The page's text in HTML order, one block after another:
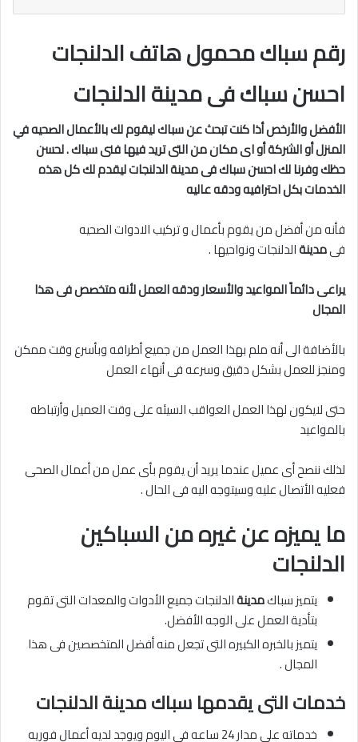
رقم سباك محمول هاتف الدلنجات
احسن سباك فى مدينة الدلنجات
الأفضل والأرخص أذا كنت تبحث عن سباك ليقوم لك بالأعمال الصحيه في
المنزل أو الشركة أو اى مكان من التى تريد فيها فنى سباك . لحسن
حظك وفرنا لك احسن سباك فى مدينةالدلنجات ليقدم لك كل هذه
الخدمات بكل احترافيه ودقه عاليه
فأنه من أفضل من يقوم بأعمال و تركيب الادوات الصحيه
فىمدينةالدلنجات ونواحيها .
يراعى دائماً المواعيد والأسعار ودقه العمل لأنه متخصص فى هذا
المجال
بالأضافة الى أنه ملم بهذا العمل من جميع أطرافه وبأسرع وقت ممكن
ومنجز للعمل بشكل دقيق وسرعه فى أنهاء العمل
حتى لايكون لهذا العمل العواقب السيئه على وقت العميل وأرتباطه
بالمواعيد
لذلك ننصح أى عميل عندما يريد أن يقوم بأى عمل من أعمال الصحى
فعليه الأتصال عليه وسيتوجه اليه فى الحال .
ما يميزه عن غيره من السباكين
الدلنجات
يتميز سباكمدينةالدلنجات جميع الأدوات والمعدات التى تقوم
بتأدية العمل على الوجه الأفضل.
يتميز بالخبره الكبيره التى تجعل منه أفضل المتخصصين فى هذا
المجال .
خدمات التى يقدمها سباك مدينة الدلنجات
خدماته على مدار 24 ساعه فى اليوم ويوجد لديه أعمال فوريه